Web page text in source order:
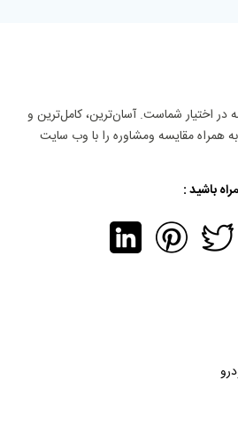
در اختیار شماست. آسان‌ترین، کامل‌ترین و
به همراه مقایسه ومشاوره را با وب سایت
باشید :